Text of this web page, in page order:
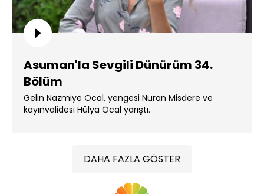
Asuman'la Sevgili Dünürüm 34.
Bölüm
Gelin Nazmiye Öcal, yengesi Nuran Misdere ve
kayınvalidesi Hülya Öcal yarıştı.
DAHA FAZLA GÖSTER